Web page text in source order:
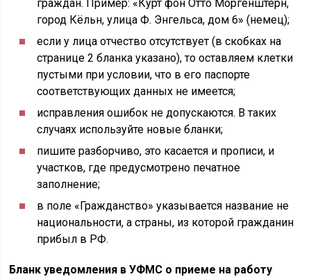
граждан. Пример: «Курт фон Отто Моргенштерн,
город Кёльн, улица Ф. Энгельса, дом 6» (немец);
если у лица отчество отсутствует (в скобках на
странице 2 бланка указано), то оставляем клетки
пустыми при условии, что в его паспорте
соответствующих данных не имеется;
исправления ошибок не допускаются. В таких
случаях используйте новые бланки;
пишите разборчиво, это касается и прописи, и
участков, где предусмотрено печатное
заполнение;
в поле «Гражданство» указывается название не
национальности, а страны, из которой гражданин
прибыл в РФ.
Бланк уведомления в УФМС о приеме на работу